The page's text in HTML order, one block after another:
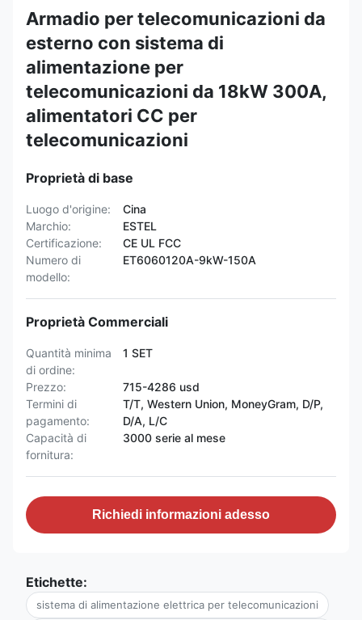
Armadio per telecomunicazioni da
esterno con sistema di
alimentazione per
telecomunicazioni da 18kW 300A,
alimentatori CC per
telecomunicazioni
Proprietà di base
Luogo d'origine:
Cina
Marchio:
ESTEL
Certificazione:
CE UL FCC
Numero di
modello:
ET6060120A-9kW-150A
Proprietà Commerciali
Quantità minima
di ordine:
1 SET
Prezzo:
715-4286 usd
Termini di
pagamento:
T/T, Western Union, MoneyGram, D/P,
D/A, L/C
Capacità di
fornitura:
3000 serie al mese
Richiedi informazioni adesso
Etichette:
sistema di alimentazione elettrica per telecomunicazioni